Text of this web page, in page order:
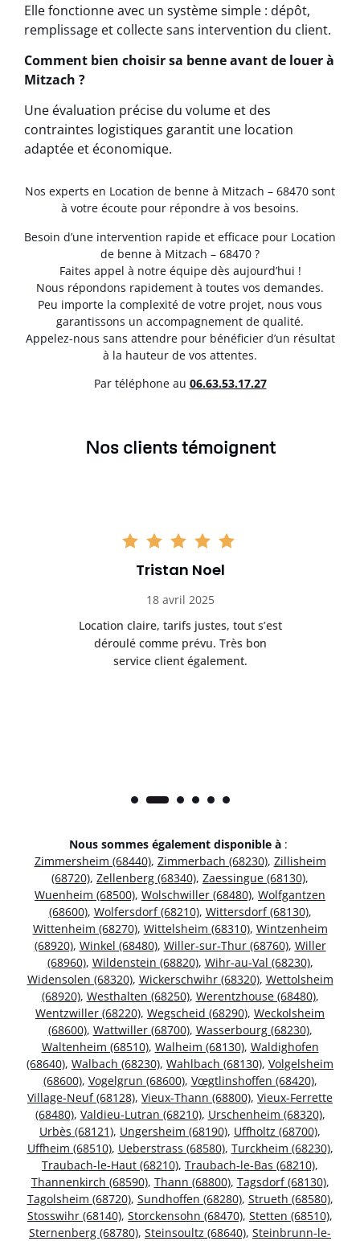
Elle fonctionne avec un système simple : dépôt,
remplissage et collecte sans intervention du client.
Comment bien choisir sa benne avant de louer à
Mitzach ?
Une évaluation précise du volume et des
contraintes logistiques garantit une location
adaptée et économique.
Nos experts en Location de benne à Mitzach – 68470 sont
à votre écoute pour répondre à vos besoins.
Besoin d’une intervention rapide et efficace pour Location
de benne à Mitzach – 68470 ?
Faites appel à notre équipe dès aujourd’hui !
Nous répondons rapidement à toutes vos demandes.
Peu importe la complexité de votre projet, nous vous
garantissons un accompagnement de qualité.
Appelez-nous sans attendre pour bénéficier d’un résultat
à la hauteur de vos attentes.
Par téléphone au 06.63.53.17.27
Nos clients témoignent
Tristan Noel
18 avril 2025
Location claire, tarifs justes, tout s’est
déroulé comme prévu. Très bon
service client également.
Nous sommes également disponible à :
Zimmersheim (68440), Zimmerbach (68230), Zillisheim
(68720), Zellenberg (68340), Zaessingue (68130),
Wuenheim (68500), Wolschwiller (68480), Wolfgantzen
(68600), Wolfersdorf (68210), Wittersdorf (68130),
Wittenheim (68270), Wittelsheim (68310), Wintzenheim
(68920), Winkel (68480), Willer-sur-Thur (68760), Willer
(68960), Wildenstein (68820), Wihr-au-Val (68230),
Widensolen (68320), Wickerschwihr (68320), Wettolsheim
(68920), Westhalten (68250), Werentzhouse (68480),
Wentzwiller (68220), Wegscheid (68290), Weckolsheim
(68600), Wattwiller (68700), Wasserbourg (68230),
Waltenheim (68510), Walheim (68130), Waldighofen
(68640), Walbach (68230), Wahlbach (68130), Volgelsheim
(68600), Vogelgrun (68600), Vœgtlinshoffen (68420),
Village-Neuf (68128), Vieux-Thann (68800), Vieux-Ferrette
(68480), Valdieu-Lutran (68210), Urschenheim (68320),
Urbès (68121), Ungersheim (68190), Uffholtz (68700),
Uffheim (68510), Ueberstrass (68580), Turckheim (68230),
Traubach-le-Haut (68210), Traubach-le-Bas (68210),
Thannenkirch (68590), Thann (68800), Tagsdorf (68130),
Tagolsheim (68720), Sundhoffen (68280), Strueth (68580),
Stosswihr (68140), Storckensohn (68470), Stetten (68510),
Sternenberg (68780), Steinsoultz (68640), Steinbrunn-le-